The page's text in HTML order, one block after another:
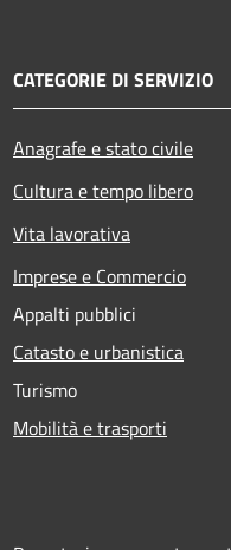
CATEGORIE DI SERVIZIO
Anagrafe e stato civile
Cultura e tempo libero
Vita lavorativa
Imprese e Commercio
Appalti pubblici
Catasto e urbanistica
Turismo
Mobilità e trasporti